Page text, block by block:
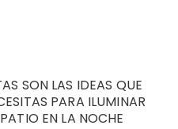
SON LAS IDEAS QUE
PARA ILUMINAR
EN LA NOCHE